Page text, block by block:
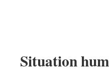
Situation